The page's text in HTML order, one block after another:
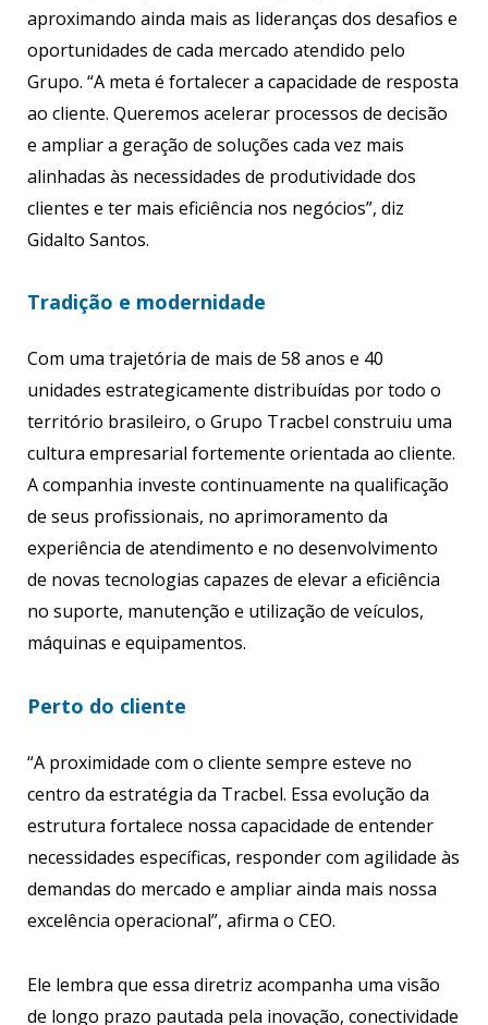
aproximando ainda mais as lideranças dos desafios e
oportunidades de cada mercado atendido pelo
Grupo. “A meta é fortalecer a capacidade de resposta
ao cliente. Queremos acelerar processos de decisão
e ampliar a geração de soluções cada vez mais
alinhadas às necessidades de produtividade dos
clientes e ter mais eficiência nos negócios”, diz
Gidalto Santos.
Tradição e modernidade
Com uma trajetória de mais de 58 anos e 40
unidades estrategicamente distribuídas por todo o
território brasileiro, o Grupo Tracbel construiu uma
cultura empresarial fortemente orientada ao cliente.
A companhia investe continuamente na qualificação
de seus profissionais, no aprimoramento da
experiência de atendimento e no desenvolvimento
de novas tecnologias capazes de elevar a eficiência
no suporte, manutenção e utilização de veículos,
máquinas e equipamentos.
Perto do cliente
“A proximidade com o cliente sempre esteve no
centro da estratégia da Tracbel. Essa evolução da
estrutura fortalece nossa capacidade de entender
necessidades específicas, responder com agilidade às
demandas do mercado e ampliar ainda mais nossa
excelência operacional”, afirma o CEO.
Ele lembra que essa diretriz acompanha uma visão
de longo prazo pautada pela inovação, conectividade